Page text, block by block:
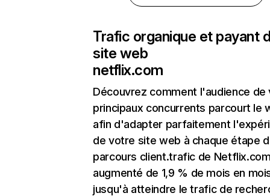
Trafic organique et payant
site web
netflix.com
Découvrez comment l'audience de
principaux concurrents parcourt le
afin d'adapter parfaitement
de votre site web à chaque étape
parcours client.trafic de
augmenté de 1,9 % de mois en
jusqu'à atteindre le trafic de